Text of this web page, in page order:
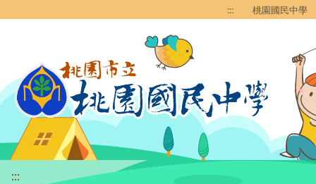
::: 桃園國民中學
:::